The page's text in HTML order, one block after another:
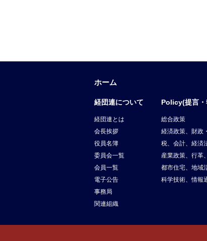
ホーム
経団連について
経団連とは
会長挨拶
役員名簿
委員会一覧
会員一覧
電子公告
事務局
関連組織
Policy(提言・
総合政策
経済政策、財政
税、会計、経済
産業政策、行革
都市住宅、地域
科学技術、情報